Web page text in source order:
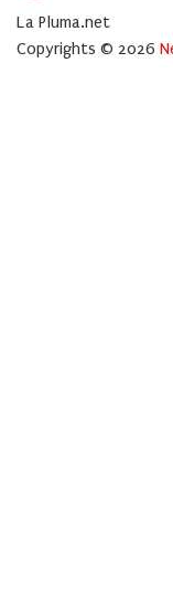
La Pluma.net
Copyrights © 2026